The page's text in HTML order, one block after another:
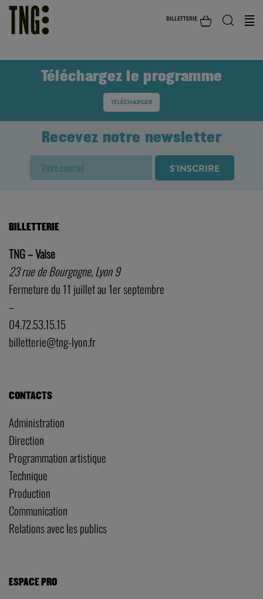
BILLETTERIE
Téléchargez le programme
TÉLÉCHARGER
Recevez notre newsletter
BILLETTERIE
TNG – Vaise
23 rue de Bourgogne, Lyon 9
Fermeture du 11 juillet au 1er septembre
–
04.72.53.15.15
billetterie@tng-lyon.fr
CONTACTS
Administration
Direction
Programmation artistique
Technique
Production
Communication
Relations avec les publics
ESPACE PRO